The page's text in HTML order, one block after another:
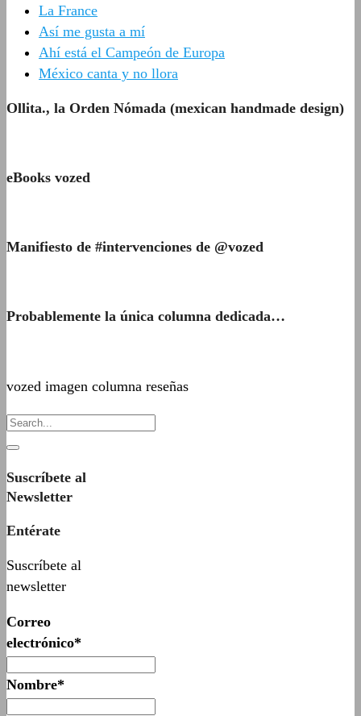
La France
Así me gusta a mí
Ahí está el Campeón de Europa
México canta y no llora
Ollita., la Orden Nómada (mexican handmade design)
eBooks vozed
Manifiesto de #intervenciones de @vozed
Probablemente la única columna dedicada…
vozed imagen columna reseñas
Suscríbete al
Newsletter
Entérate
Suscríbete al
newsletter
Correo
electrónico*
Nombre*